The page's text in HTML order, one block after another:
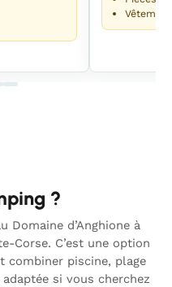
?
Domaine d’Anghione à
Corse. C’est une option
piscine, plage
si vous cherchez